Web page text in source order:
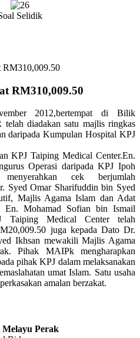
Selidik
RM310,009.50
RM310,009.50
2012,bertempat di Bilik
diadakan satu majlis ringkas
daripada Kumpulan Hospital KPJ
KPJ Taiping Medical Center.En.
Operasi daripada KPJ Ipoh
cek berjumlah
Syed Omar Sharifuddin bin Syed
Majlis Agama Islam dan Adat
En. Mohamad Sofian bin Ismail
Taiping Medical Center telah
juga kepada Dato Dr.
Ikhsan mewakili Majlis Agama
Pihak MAIPk mengharapkan
pihak KPJ dalam melaksanakan
umat Islam. Satu usaha
amalan berzakat.
Perak